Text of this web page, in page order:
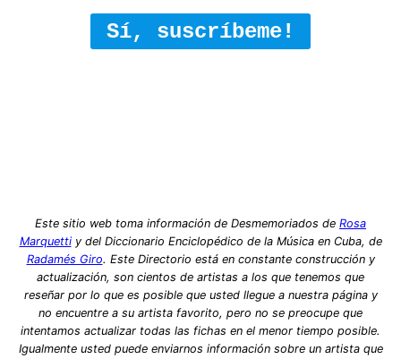
Sí, suscríbeme!
Este sitio web toma información de Desmemoriados de Rosa
Marquettiy del Diccionario Enciclopédico de la Música en Cuba, de
Radamés Giro. Este Directorio está en constante construcción y
actualización, son cientos de artistas a los que tenemos que
reseñar por lo que es posible que usted llegue a nuestra página y
no encuentre a su artista favorito, pero no se preocupe que
intentamos actualizar todas las fichas en el menor tiempo posible.
Igualmente usted puede enviarnos información sobre un artista que